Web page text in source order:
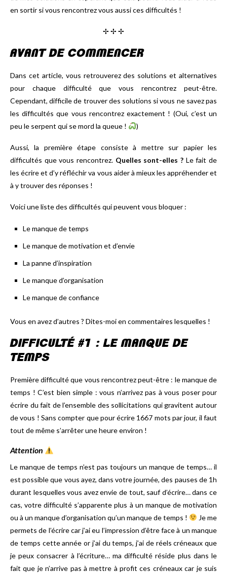
en sortir si vous rencontrez vous aussi ces difficultés !
✢ ✢ ✢
AVANT DE COMMENCER
Dans cet article, vous retrouverez des solutions et alternatives
pour chaque difficulté que vous rencontrez peut-être.
Cependant, difficile de trouver des solutions si vous ne savez pas
les difficultés que vous rencontrez exactement ! (Oui, c’est un
peu le serpent qui se mord la queue !
)
Aussi, la première étape consiste à mettre sur papier les
difficultés que vous rencontrez. Quelles sont-elles ? Le fait de
les écrire et d’y réfléchir va vous aider à mieux les appréhender et
à y trouver des réponses !
Voici une liste des difficultés qui peuvent vous bloquer :
Le manque de temps
Le manque de motivation et d’envie
La panne d’inspiration
Le manque d’organisation
Le manque de confiance
Vous en avez d’autres ? Dites-moi en commentaires lesquelles !
DIFFICULTÉ #1 : LE MANQUE DE
TEMPS
Première difficulté que vous rencontrez peut-être : le manque de
temps ! C’est bien simple : vous n’arrivez pas à vous poser pour
écrire du fait de l’ensemble des sollicitations qui gravitent autour
de vous ! Sans compter que pour écrire 1667 mots par jour, il faut
tout de même s’arrêter une heure environ !
Attention
Le manque de temps n’est pas toujours un manque de temps… il
est possible que vous ayez, dans votre journée, des pauses de 1h
durant lesquelles vous avez envie de tout, sauf d’écrire… dans ce
cas, votre difficulté s’apparente plus à un manque de motivation
ou à un manque d’organisation qu’un manque de temps !
Je me
permets de l’écrire car j’ai eu l’impression d’être face à un manque
de temps cette année or j’ai du temps, j’ai de réels créneaux que
je peux consacrer à l’écriture… ma difficulté réside plus dans le
fait que je n’arrive pas à mettre à profit ces créneaux car je suis